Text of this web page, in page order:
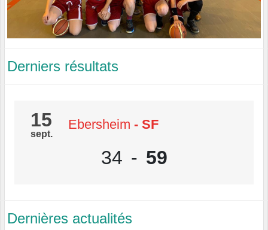
Derniers résultats
15
sept.
Ebersheim - SF
34 - 59
Dernières actualités